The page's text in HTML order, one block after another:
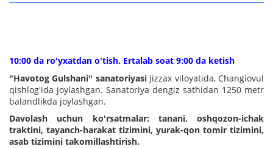
10:00 da ro'yxatdan o'tish. Ertalab soat 9:00 da ketish
"Havotog Gulshani" sanatoriyasiJizzax viloyatida, Changiovul
qishlog'ida joylashgan. Sanatoriya dengiz sathidan 1250 metr
balandlikda joylashgan.
Davolash uchun ko'rsatmalar: tanani, oshqozon-ichak
traktini, tayanch-harakat tizimini, yurak-qon tomir tizimini,
asab tizimini takomillashtirish.